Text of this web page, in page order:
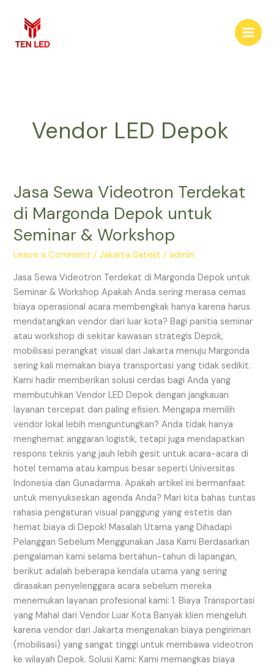
content
Vendor LED Depok
Jasa Sewa Videotron Terdekat
di Margonda Depok untuk
Seminar & Workshop
Leave a Comment /Jakarta Satelit /admin
Jasa Sewa Videotron Terdekat di Margonda Depok untuk
Seminar & Workshop Apakah Anda sering merasa cemas
biaya operasional acara membengkak hanya karena harus
mendatangkan vendor dari luar kota? Bagi panitia seminar
atau workshop di sekitar kawasan strategis Depok,
mobilisasi perangkat visual dari Jakarta menuju Margonda
sering kali memakan biaya transportasi yang tidak sedikit.
Kami hadir memberikan solusi cerdas bagi Anda yang
membutuhkan Vendor LED Depok dengan jangkauan
layanan tercepat dan paling efisien. Mengapa memilih
vendor lokal lebih menguntungkan? Anda tidak hanya
menghemat anggaran logistik, tetapi juga mendapatkan
respons teknis yang jauh lebih gesit untuk acara-acara di
hotel ternama atau kampus besar seperti Universitas
Indonesia dan Gunadarma. Apakah artikel ini bermanfaat
untuk menyukseskan agenda Anda? Mari kita bahas tuntas
rahasia pengaturan visual panggung yang estetis dan
hemat biaya di Depok! Masalah Utama yang Dihadapi
Pelanggan Sebelum Menggunakan Jasa Kami Berdasarkan
pengalaman kami selama bertahun-tahun di lapangan,
berikut adalah beberapa kendala utama yang sering
dirasakan penyelenggara acara sebelum mereka
menemukan layanan profesional kami: 1. Biaya Transportasi
yang Mahal dari Vendor Luar Kota Banyak klien mengeluh
karena vendor dari Jakarta mengenakan biaya pengiriman
(mobilisasi) yang sangat tinggi untuk membawa videotron
ke wilayah Depok. Solusi Kami: Kami memangkas biaya
Jasa
Videotron
Terdekat
Margonda
Depok
untuk
Seminar
&
Workshop